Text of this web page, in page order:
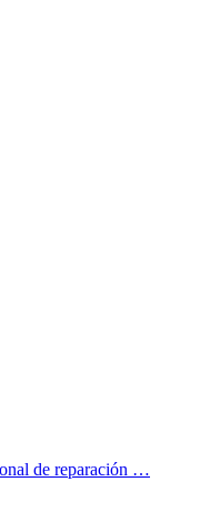
de reparación …